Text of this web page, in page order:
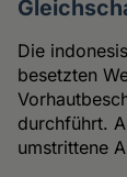
Die
besetzten
durchführt.
umstrittene